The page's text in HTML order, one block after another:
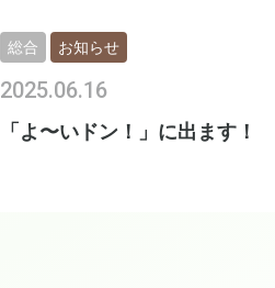
「よ〜いドン！」に出ます！
2025.06.16
総合 お知らせ